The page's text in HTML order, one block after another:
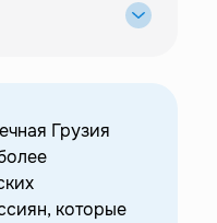
туристу из РФ
Грузия
которые